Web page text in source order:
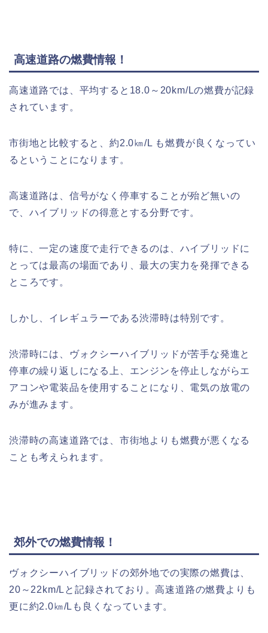
高速道路の燃費情報！
高速道路では、平均すると18.0～20km/Lの燃費が記録
されています。
市街地と比較すると、約2.0㎞/L も燃費が良くなってい
るということになります。
高速道路は、信号がなく停車することが殆ど無いの
で、ハイブリッドの得意とする分野です。
特に、一定の速度で走行できるのは、ハイブリッドに
とっては最高の場面であり、最大の実力を発揮できる
ところです。
しかし、イレギュラーである渋滞時は特別です。
渋滞時には、ヴォクシーハイブリッドが苦手な発進と
停車の繰り返しになる上、エンジンを停止しながらエ
アコンや電装品を使用することになり、電気の放電の
みが進みます。
渋滞時の高速道路では、市街地よりも燃費が悪くなる
ことも考えられます。
郊外での燃費情報！
ヴォクシーハイブリッドの郊外地での実際の燃費は、
20～22km/Lと記録されており。高速道路の燃費よりも
更に約2.0㎞/Lも良くなっています。